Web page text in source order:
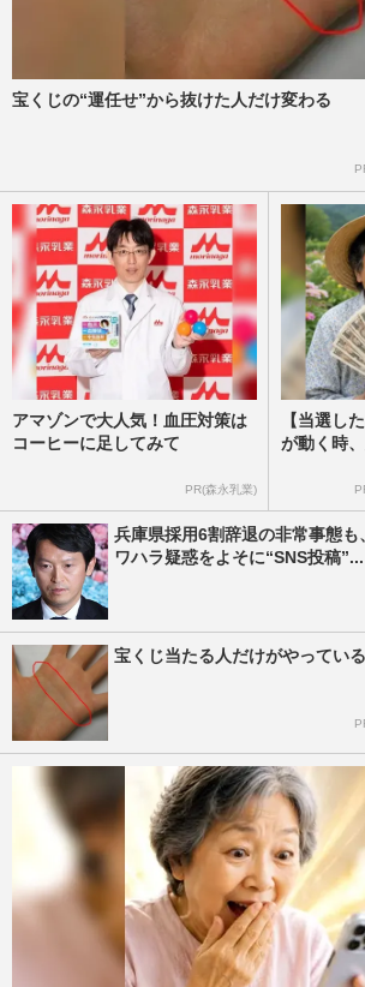
宝くじの“運任せ”から抜けた人だけ変わる
アマゾンで大人気！血圧対策は
コーヒーに足してみて
PR(森永乳業)
【当選し
が動く時
兵庫県採用6割辞退の非常事態
ワハラ疑惑をよそに“SNS投稿”...
宝くじ当たる人だけがやってい